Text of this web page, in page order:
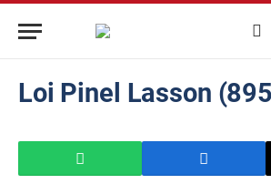
Loi Pinel Lasson